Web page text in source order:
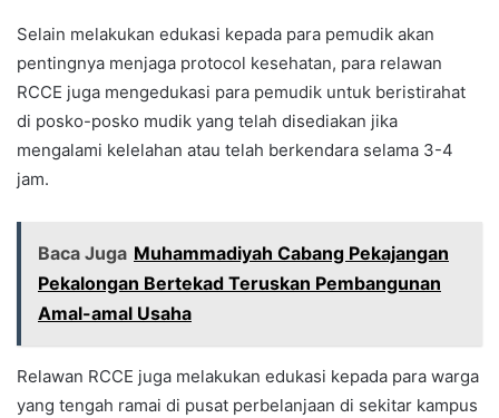
Selain melakukan edukasi kepada para pemudik akan
pentingnya menjaga protocol kesehatan, para relawan
RCCE juga mengedukasi para pemudik untuk beristirahat
di posko-posko mudik yang telah disediakan jika
mengalami kelelahan atau telah berkendara selama 3-4
jam.
Baca Juga Muhammadiyah Cabang Pekajangan
Pekalongan Bertekad Teruskan Pembangunan
Amal-amal Usaha
Relawan RCCE juga melakukan edukasi kepada para warga
yang tengah ramai di pusat perbelanjaan di sekitar kampus